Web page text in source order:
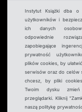
Instytut Książki dba o
użytkowników i
ich danych
odpowiednie
zapobiegające
prywatność
plików cookies, by
serwisów oraz do celów
chcesz, by pliki
Twoim dysku
przeglądarki. Kliknij
naszą politykę